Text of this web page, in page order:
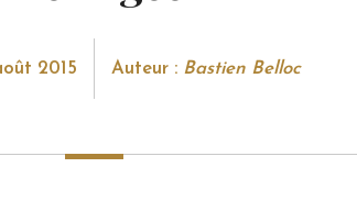
2015 Auteur : Bastien Belloc